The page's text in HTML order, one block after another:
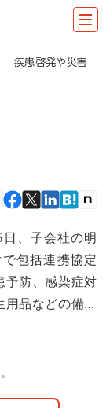
疾患啓発や災害
、子会社の明
包括連携協定
予防、感染症対
用品などの備…